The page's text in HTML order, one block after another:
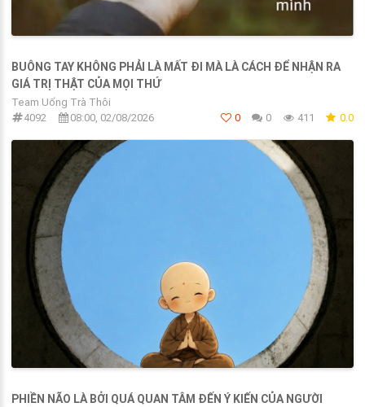
BUÔNG TAY KHÔNG PHẢI LÀ MẤT ĐI MÀ LÀ CÁCH ĐỂ NHẬN RA
GIÁ TRỊ THẬT CỦA MỌI THỨ
Team Uống Trà Thôi
4092
08:00, 02/08/2026 0 0 411 0.0
PHIỀN NÃO LÀ BỞI QUÁ QUAN TÂM ĐẾN Ý KIẾN CỦA NGƯỜI